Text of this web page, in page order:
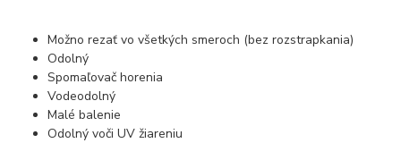
Možno rezať vo všetkých smeroch (bez rozstrapkania)
Odolný
Spomaľovač horenia
Vodeodolný
Malé balenie
Odolný voči UV žiareniu